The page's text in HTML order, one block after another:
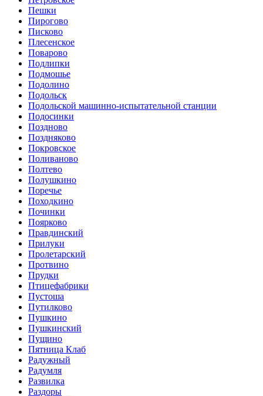
Пешки
Пирогово
Писково
Плесенское
Поварово
Подлипки
Подмошье
Подолино
Подольск
Подольской машинно-испытательной станции
Подосинки
Поздново
Поздняково
Покровское
Поливаново
Полтево
Полушкино
Поречье
Походкино
Починки
Поярково
Правдинский
Прилуки
Пролетарский
Протвино
Прудки
Птицефабрики
Пустоша
Путилково
Пушкино
Пушкинский
Пущино
Пятница Клаб
Радужный
Радумля
Развилка
Раздоры